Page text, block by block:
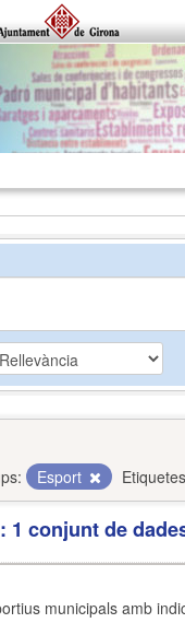
Esport
1 conjunt de
municipals amb